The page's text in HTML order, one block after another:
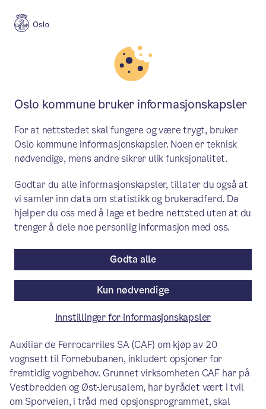
Oslo vil vurdere ny leverandør
av T-banevogner
Leverandøren av Oslos nye T-banevogner
har varslet at de forventer å bli satt på
FNs liste over selskaper som bidrar til å
opprettholde bosettinger på okkupert
palestinsk område.
/ Publisert: 25.09.2025
Av Byrådsavdeling for miljø og samferdsel
Auxiliar de Ferrocarriles SA (CAF) om kjøp av 20
vognsett til Fornebubanen, inkludert opsjoner for
fremtidig vognbehov. Grunnet virksomheten CAF har på
Vestbredden og Øst-Jerusalem, har byrådet vært i tvil
om Sporveien, i tråd med opsjonsprogrammet, skal
Oslo kommune bruker informasjonskapsler
For at nettstedet skal fungere og være trygt, bruker
Oslo kommune informasjonskapsler. Noen er teknisk
nødvendige, mens andre sikrer ulik funksjonalitet.
Godtar du alle informasjonskapsler, tillater du også at
vi samler inn data om statistikk og brukeradferd. Da
hjelper du oss med å lage et bedre nettsted uten at du
trenger å dele noe personlig informasjon med oss.
Kun nødvendige
Godta alle
Innstillinger for informasjonskapsler